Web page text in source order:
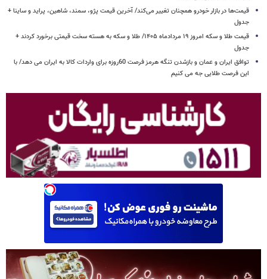
قیمت‌ها در بازار خودرو همچنان تغییر می‌کند/ آخرین قیمت پژو، سمند، شاهین، پراید و ساینا +
جدول
قیمت طلا و سکه امروز ۱۹ مردادماه ۱۴۰۵/ طلا و سکه به هسته سخت قیمتی برخورد کردند +
جدول
توافق ایران و عمان و بازشدن تنگه هرمز فرصت 60روزه برای واردات کالا به ایران می دهد/ با
این فرصت طلایی جه می کنیم